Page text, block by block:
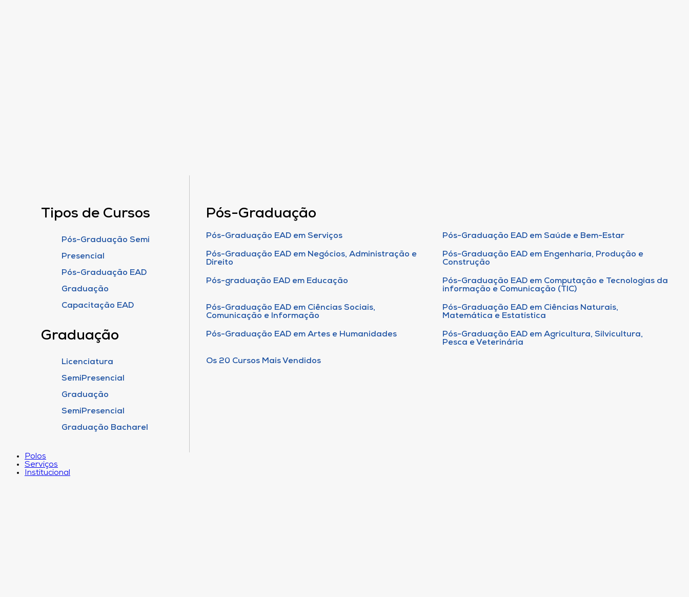
Tipos de Cursos
Pós-Graduação Semi
Presencial
Pós-Graduação EAD
Graduação
Capacitação EAD
Graduação
Licenciatura
SemiPresencial
Graduação
SemiPresencial
Graduação Bacharel
Pós-Graduação
Pós-Graduação EAD em Serviços Pós-Graduação EAD em Saúde e Bem-Estar
Pós-Graduação EAD em Negócios, Administração e
Direito
Pós-Graduação EAD em Engenharia, Produção e
Construção
Pós-graduação EAD em Educação
Pós-Graduação EAD em Computação e Tecnologias da
informação e Comunicação (TIC)
Pós-Graduação EAD em Ciências Sociais,
Comunicação e Informação
Pós-Graduação EAD em Ciências Naturais,
Matemática e Estatística
Pós-Graduação EAD em Artes e Humanidades
Pós-Graduação EAD em Agricultura, Silvicultura,
Pesca e Veterinária
Os 20 Cursos Mais Vendidos
Polos
Serviços
Institucional